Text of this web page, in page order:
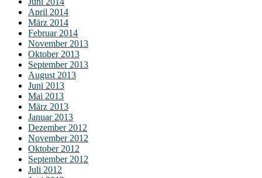
April 2014
März 2014
Februar 2014
November 2013
Oktober 2013
September 2013
August 2013
Juni 2013
Mai 2013
März 2013
Januar 2013
Dezember 2012
November 2012
Oktober 2012
September 2012
Juli 2012